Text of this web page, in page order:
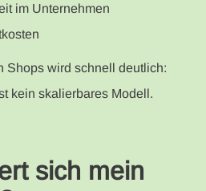
im Unternehmen
Shops wird schnell deutlich:
kein skalierbares Modell.
sich mein